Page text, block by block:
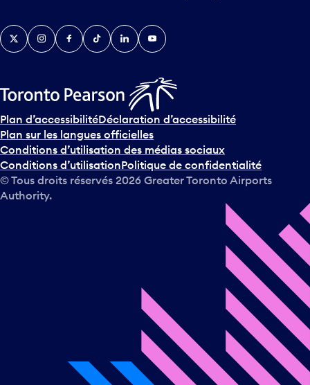
TwitterInstagramFacebook
TikTokLinkedInYouTube
Plan d’accessibilitéDéclaration d’accessibilité
Plan sur les langues officielles
Conditions d’utilisation des médias sociaux
Conditions d’utilisationPolitique de confidentialité
© Tous droits réservés 2026 Greater Toronto Airports
Authority.